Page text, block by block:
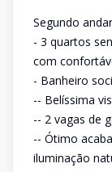
Segundo
- 3 quartos
com
- Banheiro
-- Belíssima
-- 2 vagas de
-- Ótimo
iluminação